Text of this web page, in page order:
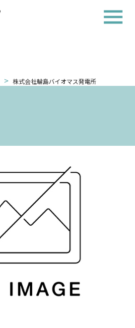
> 株式会社輪島バイオマス発電所